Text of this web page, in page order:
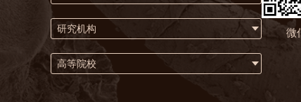
研究机构
高等院校
微